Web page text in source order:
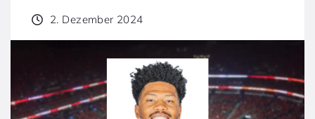
2. Dezember 2024